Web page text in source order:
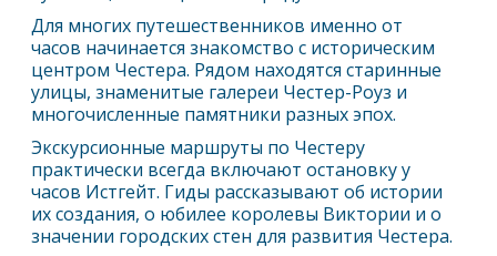
Для многих путешественников именно от
часов начинается знакомство с историческим
центром Честера. Рядом находятся старинные
улицы, знаменитые галереи Честер-Роуз и
многочисленные памятники разных эпох.
Экскурсионные маршруты по Честеру
практически всегда включают остановку у
часов Истгейт. Гиды рассказывают об истории
их создания, о юбилее королевы Виктории и о
значении городских стен для развития Честера.